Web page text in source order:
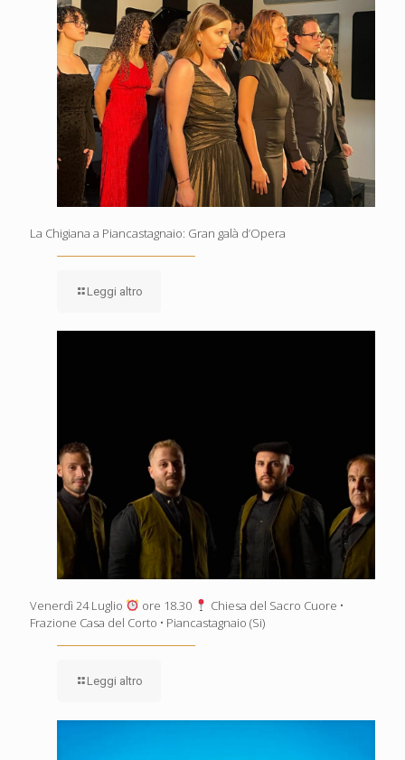
La Chigiana a Piancastagnaio: Gran galà d’Opera
Leggi altro
Venerdì 24 Luglio ore 18.30
Chiesa del Sacro Cuore •
Frazione Casa del Corto • Piancastagnaio (Si)
Leggi altro